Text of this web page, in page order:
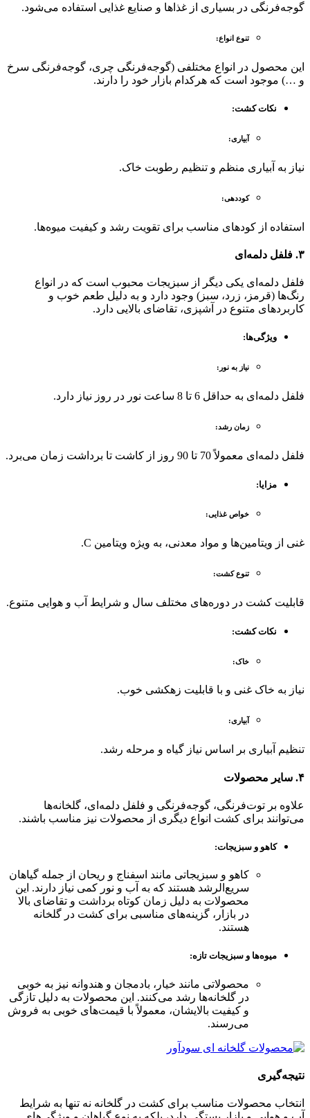
گوجه‌فرنگی در بسیاری از غذاها و صنایع غذایی استفاده می‌شود.
تنوع انواع:
این محصول در انواع مختلفی (گوجه‌فرنگی چری، گوجه‌فرنگی سرخ
و …) موجود است که هرکدام بازار خود را دارند.
نکات کشت:
آبیاری:
نیاز به آبیاری منظم و تنظیم رطوبت خاک.
کوددهی:
استفاده از کودهای مناسب برای تقویت رشد و کیفیت میوه‌ها.
۳. فلفل دلمه‌ای
فلفل دلمه‌ای یکی دیگر از سبزیجات محبوب است که در انواع
رنگ‌ها (قرمز، زرد، سبز) وجود دارد و به دلیل طعم خوب و
کاربردهای متنوع در آشپزی، تقاضای بالایی دارد.
ویژگی‌ها:
نیاز به نور :
فلفل دلمه‌ای به حداقل 6 تا 8 ساعت نور در روز نیاز دارد.
زمان رشد:
فلفل دلمه‌ای معمولاً 70 تا 90 روز از کاشت تا برداشت زمان می‌برد.
مزایا:
خواص غذایی:
غنی از ویتامین‌ها و مواد معدنی، به ویژه ویتامین C.
تنوع کشت:
قابلیت کشت در دوره‌های مختلف سال و شرایط آب و هوایی متنوع.
نکات کشت:
خاک:
نیاز به خاک غنی و با قابلیت زهکشی خوب.
آبیاری:
تنظیم آبیاری بر اساس نیاز گیاه و مرحله رشد.
۴. سایر محصولات
علاوه بر توت‌فرنگی، گوجه‌فرنگی و فلفل دلمه‌ای، گلخانه‌ها
می‌توانند برای کشت انواع دیگری از محصولات نیز مناسب باشند.
کاهو و سبزیجات:
کاهو و سبزیجاتی مانند اسفناج و ریحان از جمله گیاهان
سریع‌الرشد هستند که به آب و نور کمی نیاز دارند. این
محصولات به دلیل زمان کوتاه برداشت و تقاضای بالا
در بازار، گزینه‌های مناسبی برای کشت در گلخانه
هستند.
میوه‌ها و سبزیجات تازه:
محصولاتی مانند خیار، بادمجان و هندوانه نیز به خوبی
در گلخانه‌ها رشد می‌کنند. این محصولات به دلیل تازگی
و کیفیت بالایشان، معمولاً با قیمت‌های خوبی به فروش
می‌رسند.
نتیجه‌گیری
انتخاب محصولات مناسب برای کشت در گلخانه نه تنها به شرایط